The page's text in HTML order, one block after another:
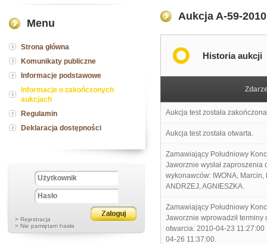
Aukcja A-59-
Historia aukcji
Aukcja test została
Aukcja test została otwarta.
Zamawiający Południowy
Jaworznie wysłał zaproszenia
wykonawców: IWONA, Marcin,
ANDRZEJ, AGNIESZKA.
Zamawiający Południowy
Jaworznie wprowadził terminy
otwarcia: 2010-04-23
04-26 11:37:00.
Menu
Strona główna
Komunikaty publiczne
Informacje podstawowe
Informacje o zakończonych
aukcjach
Regulamin
Deklaracja dostępności
> Rejestracja
> Nie pamiętam hasła